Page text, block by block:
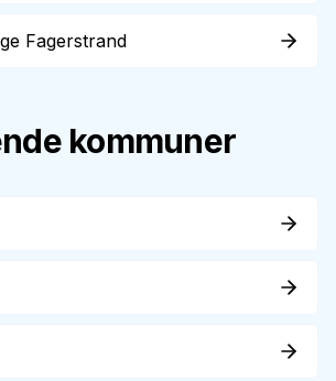
Fagerstrand
kommuner